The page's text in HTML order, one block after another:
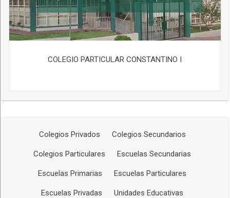
COLEGIO PARTICULAR CONSTANTINO I
Colegios Privados Colegios Secundarios
Colegios Particulares Escuelas Secundarias
Escuelas Primarias Escuelas Particulares
Escuelas Privadas Unidades Educativas